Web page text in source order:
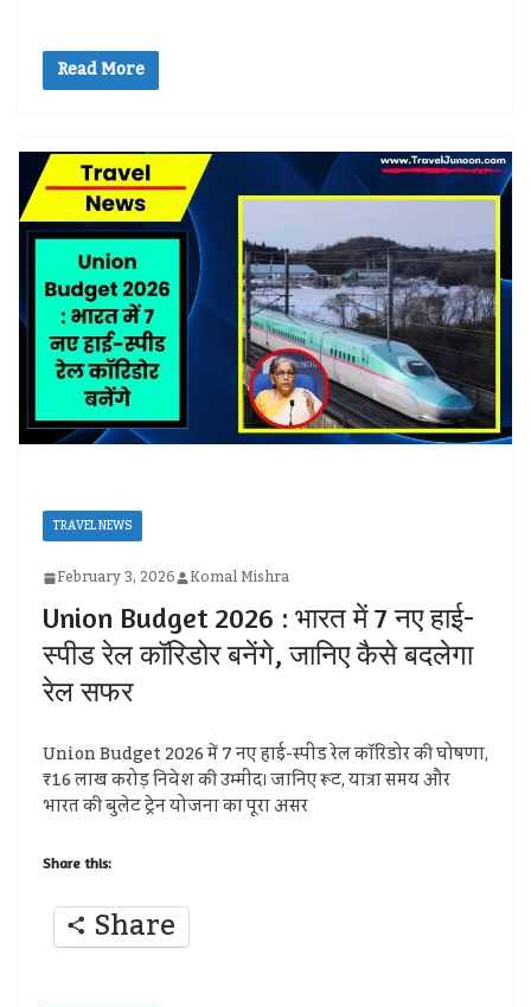
Read More
TRAVEL NEWS
February 3, 2026 Komal Mishra
Union Budget 2026 : भारत में 7 नए हाई-
स्पीड रेल कॉरिडोर बनेंगे, जानिए कैसे बदलेगा
रेल सफर
Union Budget 2026 में 7 नए हाई-स्पीड रेल कॉरिडोर की घोषणा,
₹16 लाख करोड़ निवेश की उम्मीद। जानिए रूट, यात्रा समय और
भारत की बुलेट ट्रेन योजना का पूरा असर
Share this:
Share